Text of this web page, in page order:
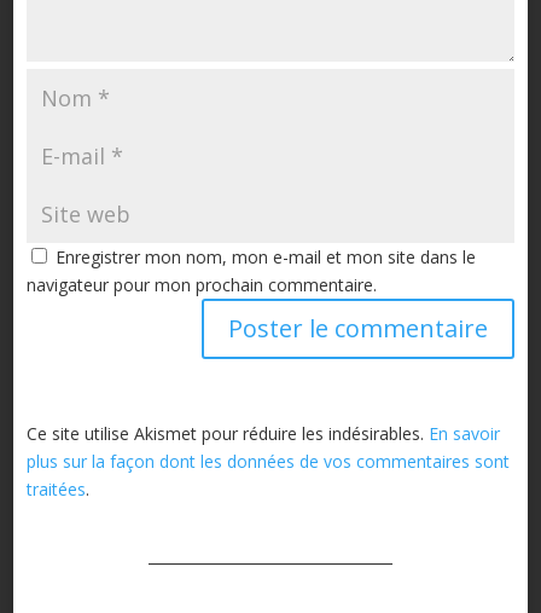
Enregistrer mon nom, mon e-mail et mon site dans le
navigateur pour mon prochain commentaire.
Ce site utilise Akismet pour réduire les indésirables. En savoir
plus sur la façon dont les données de vos commentaires sont
traitées.